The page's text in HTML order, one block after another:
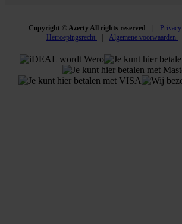
Copyright © Azerty All rights reserved Privacy
Herroepingsrecht
Algemene voorwaarden